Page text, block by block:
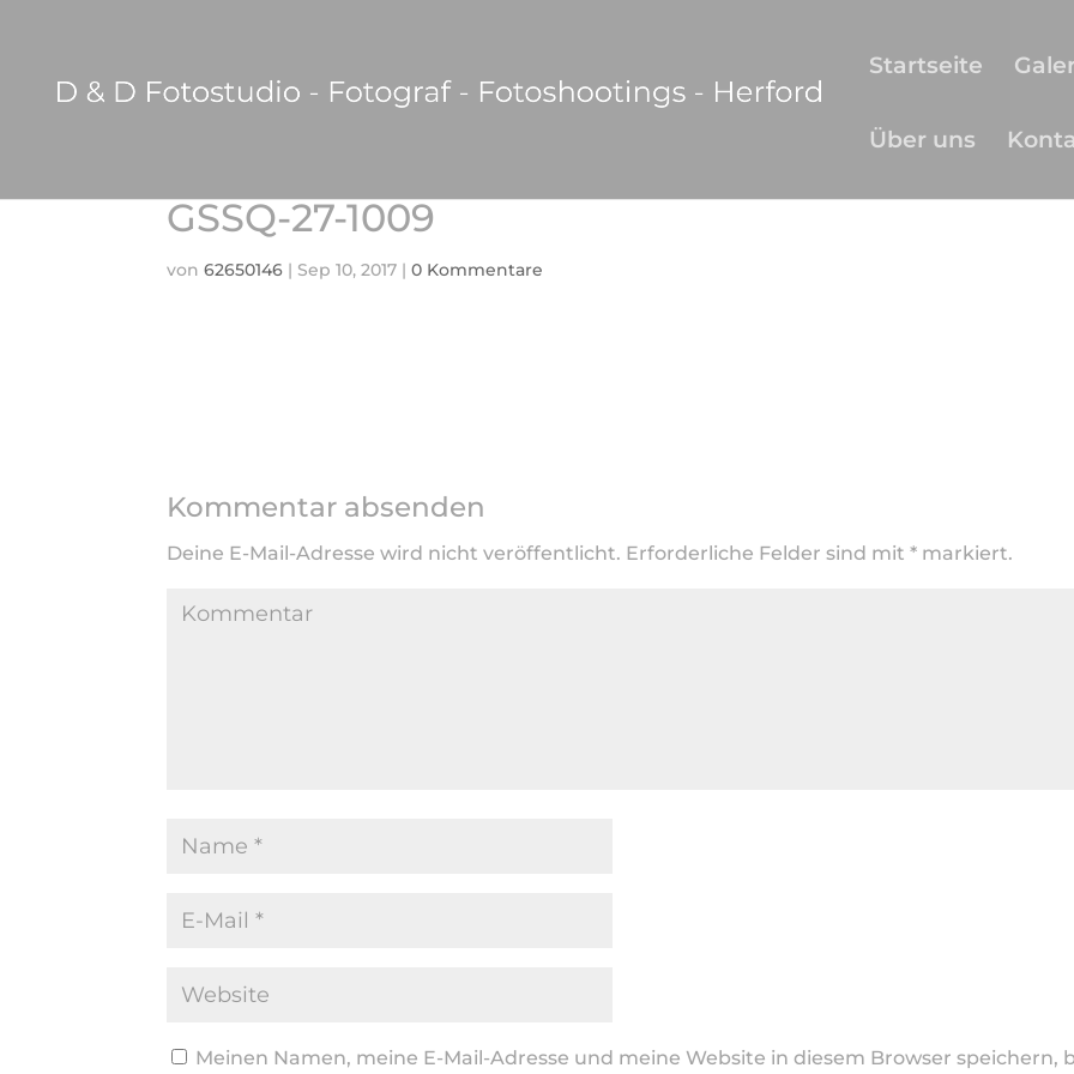
Startseite
Über uns
GSSQ-27-1009
von 62650146 | Sep 10, 2017 | 0 Kommentare
Kommentar absenden
Deine E-Mail-Adresse wird nicht veröffentlicht. Erforderliche Felder sind mit * markiert.
Meinen Namen, meine E-Mail-Adresse und meine Website in diesem Browser speichern,